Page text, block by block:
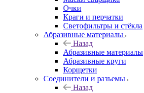
Очки
Краги и перчатки
Светофильтры и стёкла
Абразивные материалы
Назад
Абразивные материалы
Абразивные круги
Корщетки
Соединители и разъемы
Назад